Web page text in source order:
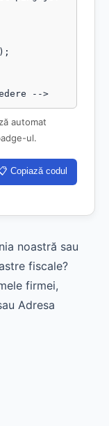
-->
automat
ul.
Copiază codul
noastră sau
fiscale?
firmei,
Adresa